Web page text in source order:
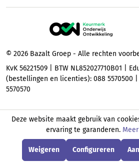
© 2026 Bazalt Groep - Alle rechten
KvK 56221509 | BTW NL852027710B01 |
(bestellingen en licenties): 088 5570500
5570570
Deze website maakt gebruik van
ervaring te garanderen.
Weigeren Configureren